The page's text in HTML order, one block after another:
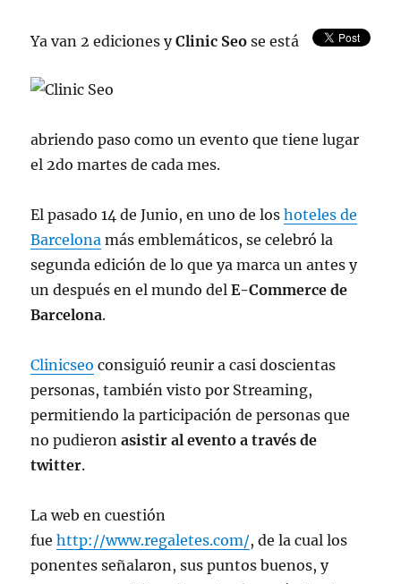
edición
Ya van 2 ediciones yClinic Seo se está
abriendo paso como un evento que tiene lugar
el 2do martes de cada mes.
El pasado 14 de Junio, en uno de loshoteles de
Barcelona más emblemáticos, se celebró la
segunda edición de lo que ya marca un antes y
un después en el mundo delE-Commerce de
Barcelona.
Clinicseo consiguió reunir a casi doscientas
personas, también visto por Streaming,
permitiendo la participación de personas que
no pudieronasistir al evento a través de
twitter.
La web en cuestión
fuehttp://www.regaletes.com/, de la cual los
ponentes señalaron, sus puntos buenos, y